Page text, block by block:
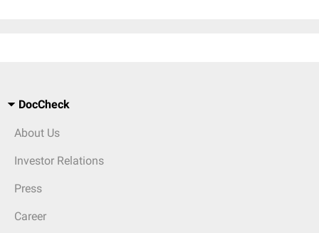
DocCheck
About Us
Investor Relations
Press
Career